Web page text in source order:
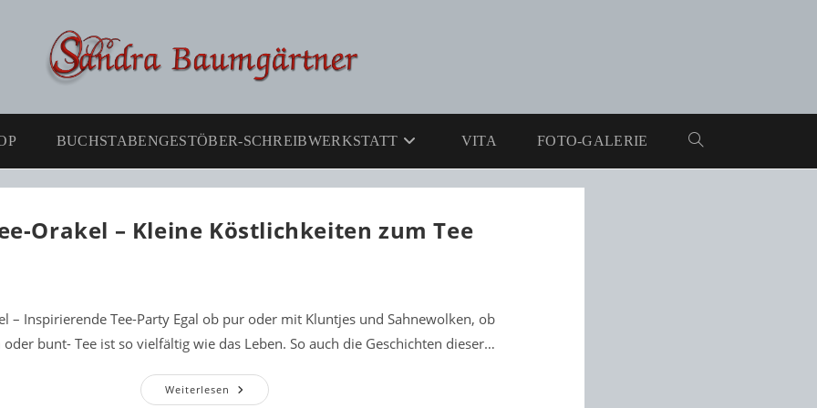
BUCHSTABENGESTÖBER-SCHREIBWERKSTATT VITA FOTO-GALERIE WEBSITE-
Orakel – Kleine Köstlichkeiten zum Tee
– Inspirierende Tee-Party Egal ob pur oder mit Kluntjes und Sahnewolken, ob
bunt- Tee ist so vielfältig wie das Leben. So auch die Geschichten dieser…
Weiterlesen Das
Tee-